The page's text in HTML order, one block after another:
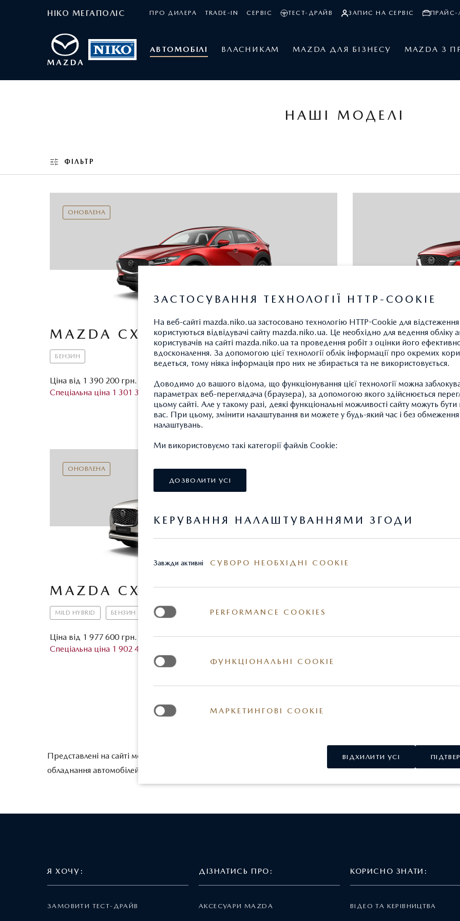
НІКО МЕГАПОЛІС ПРО ДИЛЕРА TRADE-IN СЕРВІС ТЕСТ-ДРАЙВ ЗАПИС НА СЕРВІС ПРАЙС-
АВТОМОБІЛІ ВЛАСНИКАМ MAZDA ДЛЯ БІЗНЕСУ MAZDA З
НАШІ МОДЕЛІ
ФІЛЬТР
ОНОВЛЕНА
MAZDA CX-30
БЕНЗИН
Ціна від 1 390 200 грн.
Спеціальна ціна 1 301 300 грн.
ДОКЛАДНІШЕ
ПРАЙС-ЛИСТ
ЗНАЙТИ ДИЛЕРА
MAZDA CX-
БЕНЗИН
Ціна від 1 444 000 грн.
Спеціальна ціна 1 374 800
ОНОВЛЕНА
MAZDA CX-60
MILD HYBRID БЕНЗИН
Ціна від 1 977 600 грн.
Спеціальна ціна 1 902 400 грн.
ДОКЛАДНІШЕ
ПРАЙС-ЛИСТ
ЗНАЙТИ ДИЛЕРА
Представлені на сайті моделі можуть відрізнятись від комплектації моделей для українського ринку.
обладнання автомобілей на зображеннях можуть відрізнятися від реальних.
Я ХОЧУ:
ЗАМОВИТИ ТЕСТ-ДРАЙВ
ДІЗНАТИСЬ ПРО:
АКСЕСУАРИ MAZDA
КОРИСНО ЗНАТИ:
ВІДЕО ТА КЕРІВНИЦТВА
ЗАСТОСУВАННЯ ТЕХНОЛОГІЇ HTTP-COOKIE
На веб-сайті mazda.niko.ua застосовано технологію HTTP-Cookie для
користуються відвідувачі сайту mazda.niko.ua. Це необхідно для ведення обліку
користувачів на сайті mazda.niko.ua та проведення робіт з оцінки його
вдосконалення. За допомогою цієї технології облік інформації про окремих
ведеться, тому ніяка інформація про них не збирається та не використовується.
Доводимо до вашого відома, що функціонування цієї технології можна
параметрах веб-переглядача (браузера), за допомогою якого здійснюється
цьому сайті. Але у такому разі, деякі функціональні можливості сайту можуть
вас. При цьому, змінити налаштування ви можете у будь-який час і без обмеження
налаштувань.
Ми використовуємо такі категорії файлів Cookie:
ДОЗВОЛИТИ УСІ
КЕРУВАННЯ НАЛАШТУВАННЯМИ ЗГОДИ
Завжди активні СУВОРО НЕОБХІДНІ COOKIE
PERFORMANCE COOKIES
ФУНКЦІОНАЛЬНІ COOKIE
МАРКЕТИНГОВІ COOKIE
ВІДХИЛИТИ УСІ